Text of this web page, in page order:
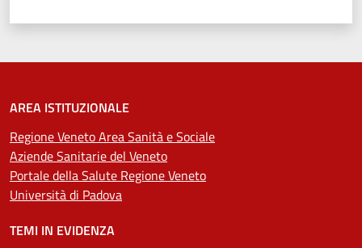
AREA ISTITUZIONALE
Regione Veneto Area Sanità e Sociale
Aziende Sanitarie del Veneto
Portale della Salute Regione Veneto
Università di Padova
TEMI IN EVIDENZA